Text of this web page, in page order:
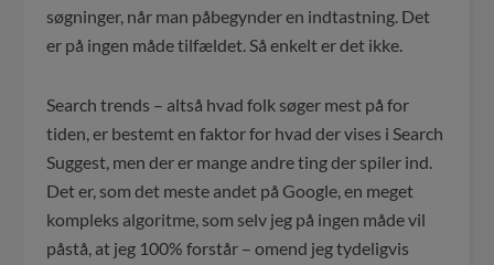
søgninger, når man påbegynder en indtastning. Det
er på ingen måde tilfældet. Så enkelt er det ikke.
Search trends – altså hvad folk søger mest på for
tiden, er bestemt en faktor for hvad der vises i Search
Suggest, men der er mange andre ting der spiler ind.
Det er, som det meste andet på Google, en meget
kompleks algoritme, som selv jeg på ingen måde vil
påstå, at jeg 100% forstår – omend jeg tydeligvis